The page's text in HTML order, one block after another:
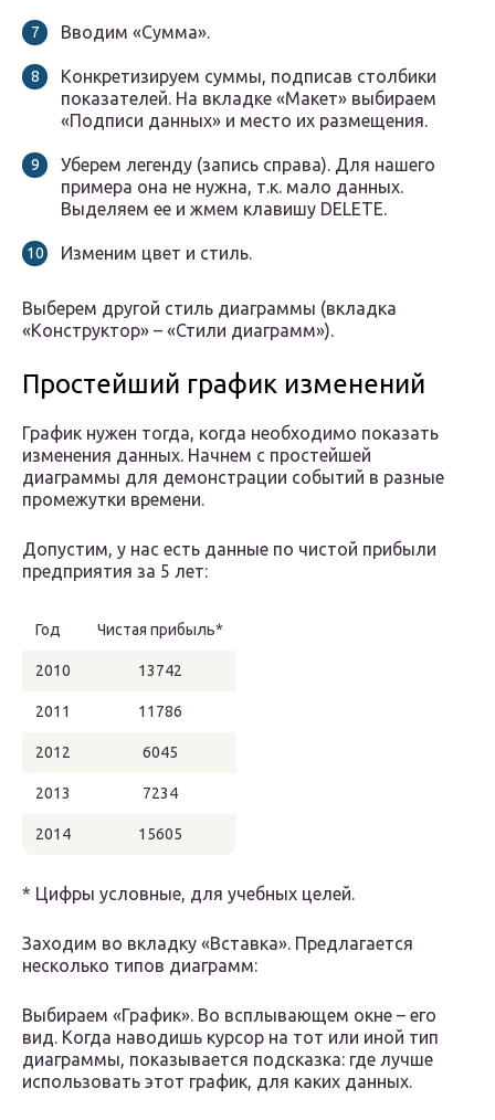
Вводим «Сумма».
Конкретизируем суммы, подписав столбики
показателей. На вкладке «Макет» выбираем
«Подписи данных» и место их размещения.
Уберем легенду (запись справа). Для нашего
примера она не нужна, т.к. мало данных.
Выделяем ее и жмем клавишу DELETE.
Изменим цвет и стиль.
Выберем другой стиль диаграммы (вкладка
«Конструктор» – «Стили диаграмм»).
Простейший график изменений
График нужен тогда, когда необходимо показать
изменения данных. Начнем с простейшей
диаграммы для демонстрации событий в разные
промежутки времени.
Допустим, у нас есть данные по чистой прибыли
предприятия за 5 лет:
Год Чистая прибыль*
2010 13742
2011 11786
2012 6045
2013 7234
2014 15605
* Цифры условные, для учебных целей.
Заходим во вкладку «Вставка». Предлагается
несколько типов диаграмм:
Выбираем «График». Во всплывающем окне – его
вид. Когда наводишь курсор на тот или иной тип
диаграммы, показывается подсказка: где лучше
использовать этот график, для каких данных.